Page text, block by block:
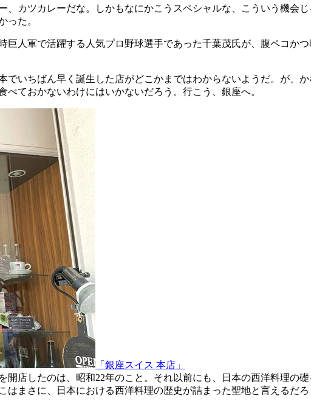
カツカレーだな。しかもなにかこうスペシャルな、こういう機会
った。
巨人軍で活躍する人気プロ野球選手であった千葉茂氏が、腹ペコか
いちばん早く誕生した店がどこかまではわからないようだ。が、
ておかないわけにはいかないだろう。行こう、銀座へ。
「銀座スイス 本店」
店したのは、昭和22年のこと。それ以前にも、日本の西洋料理の
まさに、日本における西洋料理の歴史が詰まった聖地と言えるだろ